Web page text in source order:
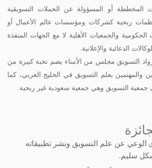
المخططة أو المسؤولة عن الحملات التسويقية
ربحية كشركات ومؤسسات عالم الأعمال أو
والجمعيات الأهلية لا مع الجهات المنفذة
الدعائية والإعلانية.
التسويق مجلس من الأمناء يضم نخبة كبيرة من
والمهتمين بعلم التسويق في الخليج العربي، كما
إلى جمعية التسويق وهي جمعية سعودية غير ربحية.
عن علم التسويق ونشر تطبيقاته
سليم.